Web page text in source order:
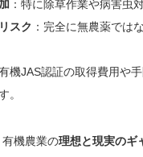
：特に除草作業や病害虫
スク ：完全に無農薬では
有機JAS認証の取得費用や
。
機農業の理想と現実のギ